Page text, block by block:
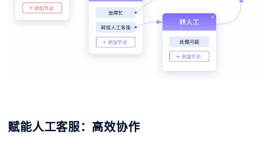
赋能人工客服：高效协作